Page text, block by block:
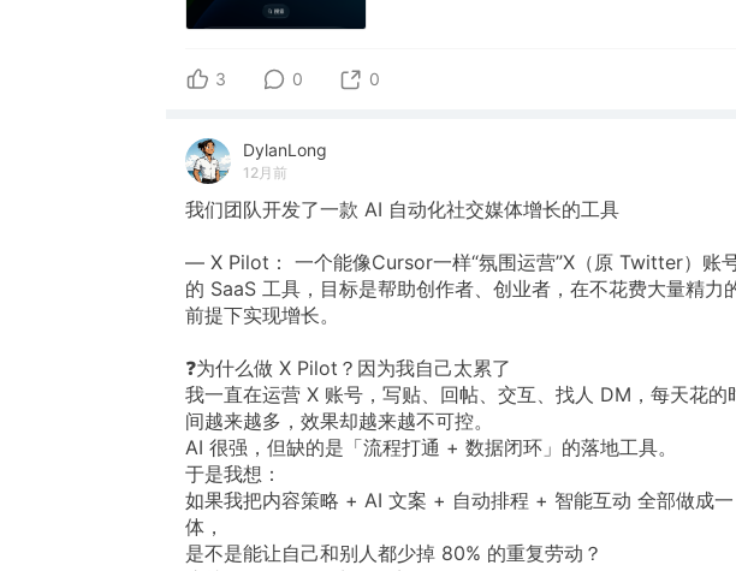
3 0 0
DylanLong
12月前
我们团队开发了一款 AI 自动化社交媒体增长的工具
— X Pilot： 一个能像Cursor一样“氛围运营”X（原 Twitter）账
的 SaaS 工具，目标是帮助创作者、创业者，在不花费大量精力
前提下实现增长。
❓为什么做 X Pilot？因为我自己太累了
我一直在运营 X 账号，写贴、回帖、交互、找人 DM，每天花的
间越来越多，效果却越来越不可控。
AI 很强，但缺的是「流程打通 + 数据闭环」的落地工具。
于是我想：
如果我把内容策略 + AI 文案 + 自动排程 + 智能互动 全部做成一
体，
是不是能让自己和别人都少掉 80% 的重复劳动？